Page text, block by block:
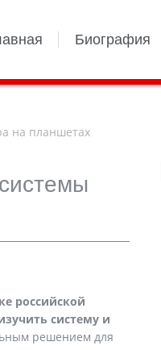
Биография
на планшетах
российской
систему и
решением для